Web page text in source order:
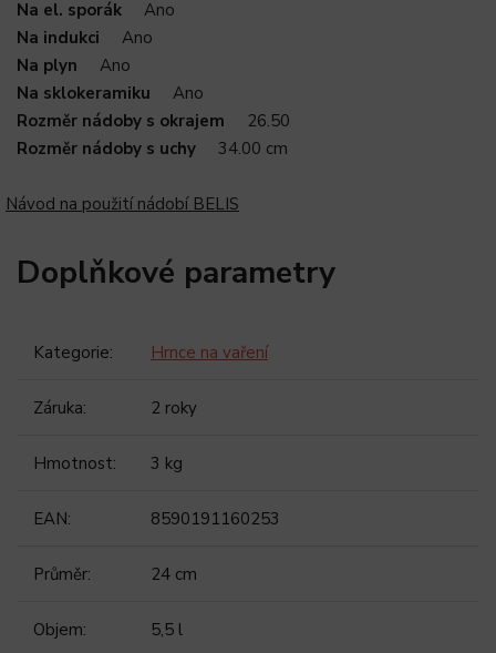
Na el. sporák
Ano
Na indukci
Ano
Na plyn
Ano
Na sklokeramiku
Ano
Rozměr nádoby s okrajem
26.50
Rozměr nádoby s uchy
34.00 cm
Návod na použití nádobí BELIS
Doplňkové parametry
Kategorie: Hrnce na vaření
Záruka: 2 roky
Hmotnost: 3 kg
EAN: 8590191160253
Průměr: 24 cm
Objem: 5,5 l